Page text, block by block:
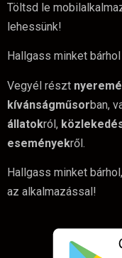
Töltsd le
lehessünk!
Hallgass minket
Vegyél részt
kívánságműsorban,
állatokról,
eseményekről.
Hallgass minket
az alkalmazással!